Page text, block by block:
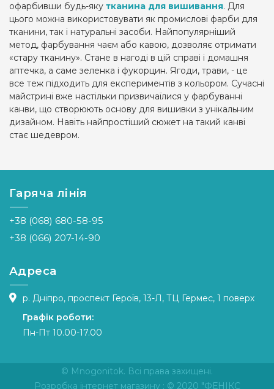
офарбивши будь-яку тканина для вишивання. Для
цього можна використовувати як промислові фарби для
тканини, так і натуральні засоби. Найпопулярніший
метод, фарбування чаєм або кавою, дозволяє отримати
«стару тканину». Стане в нагоді в цій справі і домашня
аптечка, а саме зеленка і фукорцин. Ягоди, трави, - це
все теж підходить для експериментів з кольором. Сучасні
майстрині вже настільки призвичаїлися у фарбуванні
канви, що створюють основу для вишивки з унікальним
дизайном. Навіть найпростіший сюжет на такий канві
стає шедевром.
Гаряча лінія
+38 (068) 680-58-95
+38 (066) 207-14-90
Адреса
р. Дніпро, проспект Героїв, 13-Л, ТЦ Гермес, 1 поверх
Графік роботи:
Пн-Пт 10.00-17.00
© Mnogonitok. Всі права захищені.
Розробка інтернет магазину : © 2020 "ФЕНІКС